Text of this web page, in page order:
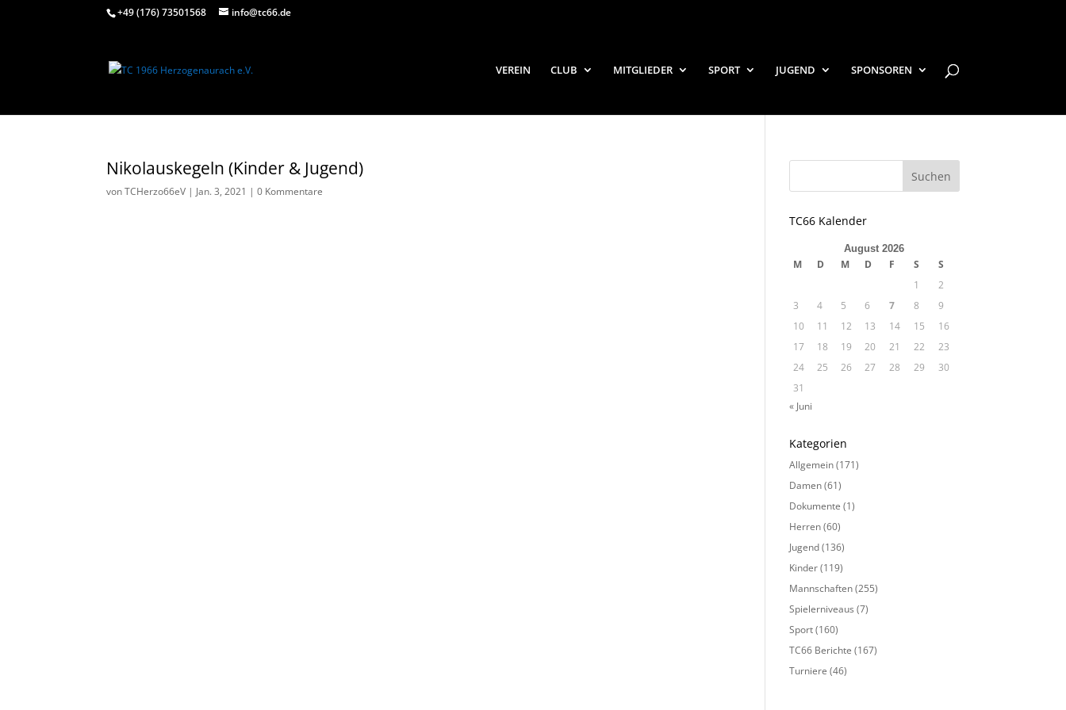
+49 (176) 73501568 info@tc66.de
VEREIN CLUB MITGLIEDER SPORT JUGEND SPONSOREN
Nikolauskegeln (Kinder & Jugend)
vonTCHerzo66eV | Jan. 3, 2021 |0 Kommentare
TC66 Kalender
August 2026
M D M D F S
S
1
2
3
4 5 6 7 8
9
10
11 12 13 14 15
16
17
18 19 20 21 22
23
24
25 26 27 28 29
30
31
« Juni
Kategorien
Allgemein(171)
Damen(61)
Dokumente (1)
Herren(60)
Jugend(136)
Kinder(119)
Mannschaften(255)
Spielerniveaus (7)
Sport(160)
TC66 Berichte (167)
Turniere (46)